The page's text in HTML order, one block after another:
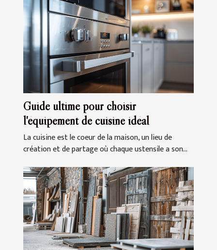
Guide ultime pour choisir
l'équipement de cuisine idéal
La cuisine est le coeur de la maison, un lieu de
création et de partage où chaque ustensile a son...